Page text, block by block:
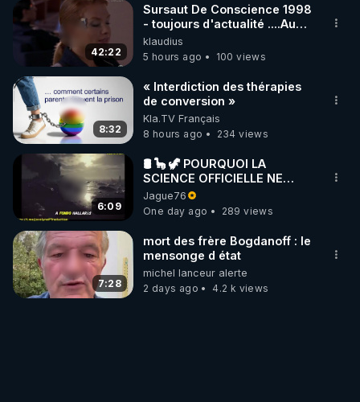
42:22
Sursaut De Conscience 1998
- toujours d'actualité ....Au
Dela Du Réel
klaudius
5 hours ago
100 views
8:32
« Interdiction des thérapies
de conversion »
Kla.TV Français
8 hours ago
234 views
6:09
🛢 🦕 🦖 POURQUOI LA
SCIENCE OFFICIELLE NE
CONNAÎT-ELLE PAS LA VRAIE
ORIGINE DU PÉTROLE ?
Jague76
One day ago
289 views
7:28
mort des frère Bogdanoff : le
mensonge d état
michel lanceur alerte
2 days ago
4.2 k views